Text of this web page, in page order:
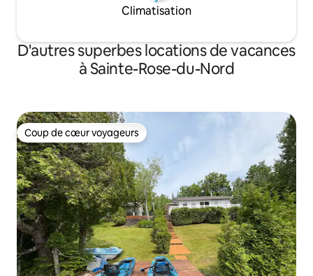
Climatisation
D'autres superbes locations de vacances
à Sainte-Rose-du-Nord
Coup de cœur voyageurs
Coup de cœur voyageurs